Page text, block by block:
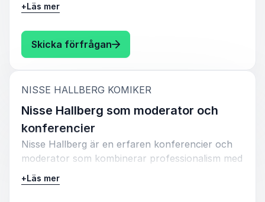
Hur Nisse använder storytelling för att göra
Med Nisse på scen får publiken en komiker som
vågar vara öppen, snabb och direkt. Det blir
underhållning med energi, värme och skratt som
sitter kvar.
+Läs mer
Skicka förfrågan: Nisse Hallberg En av Sveriges
NISSE HALLBERG KOMIKER
Nisse Hallberg som moderator och
konferencier
Nisse Hallberg är en erfaren konferencier och
moderator som kombinerar professionalism med
humor och närvaro. Med sin naturliga
scennärvaro och förmåga att skapa kontakt
+Läs mer